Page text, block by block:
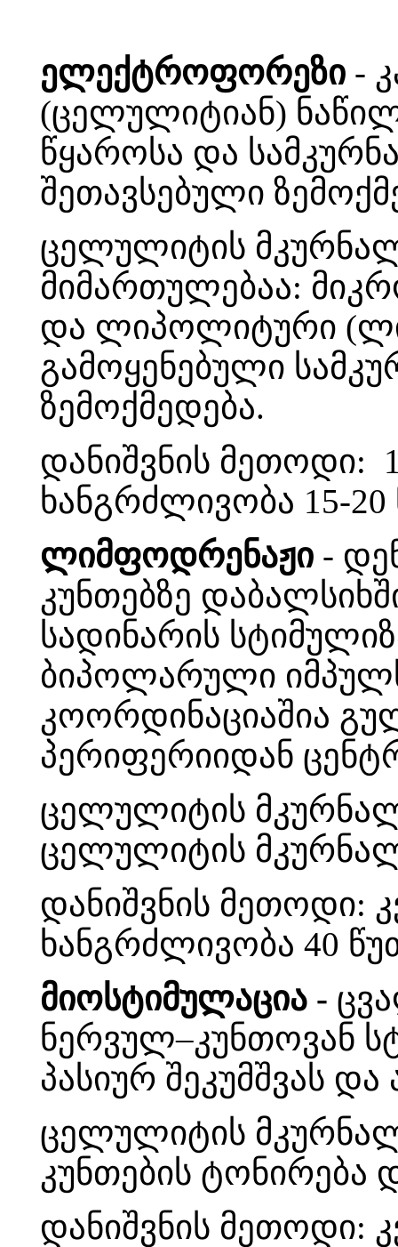
ელექტროფორეზი -
(ცელულიტიან)
წყაროსა და
შეთავსებული
ცელულიტის
მიმართულებაა:
და ლიპოლიტური
გამოყენებული
ზემოქმედება.
დანიშვნის მეთოდი:
ხანგრძლივობა 15-20
ლიმფოდრენაჟი -
კუნთებზე
სადინარის
ბიპოლარული
კოორდინაციაშია
პერიფერიიდან
ცელულიტის
ცელულიტის
დანიშვნის მეთოდი:
ხანგრძლივობა 40
მიოსტიმულაცია -
ნერვულ–კუნთოვან
პასიურ შეკუმშვას
ცელულიტის
კუნთების ტონირება
დანიშვნის მეთოდი: